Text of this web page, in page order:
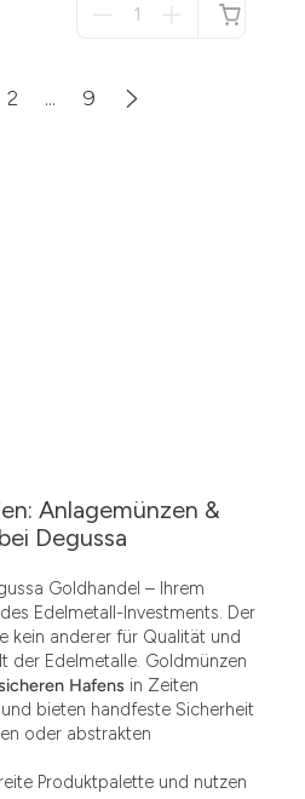
2 ... 9
Anlagemünzen &
Degussa
Goldhandel – Ihrem
Edelmetall-Investments. Der
kein anderer für Qualität und
der Edelmetalle. Goldmünzen
Hafens in Zeiten
bieten handfeste Sicherheit
oder abstrakten
Produktpalette und nutzen